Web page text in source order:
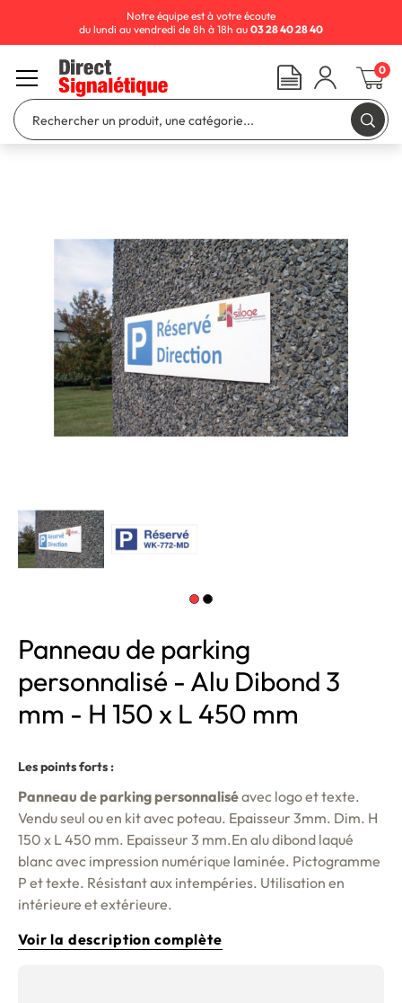
Panneau de parking
personnalisé - Alu Dibond 3
mm - H 150 x L 450 mm
Les points forts :
Panneau de parking personnaliséavec logo et texte.
Vendu seul ou en kit avec poteau. Epaisseur 3mm. Dim. H
150 x L 450 mm. Epaisseur 3 mm.En alu dibond laqué
blanc avec impression numérique laminée. Pictogramme
P et texte. Résistant aux intempéries. Utilisation en
intérieure et extérieure.
Voir la description complète
Notre équipe est à votre écoute
du lundi au vendredi de 8h à 18h au 03 28 40 28 40
0